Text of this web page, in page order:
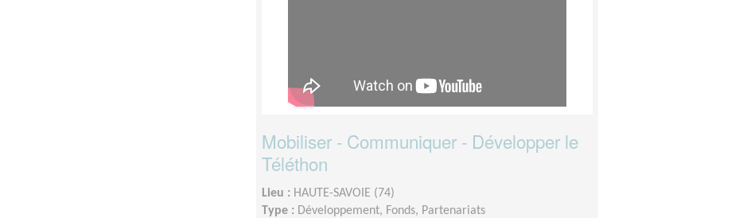
Mobiliser - Communiquer - Développer le
Téléthon
Lieu : HAUTE-SAVOIE (74)
Type : Développement, Fonds, Partenariats